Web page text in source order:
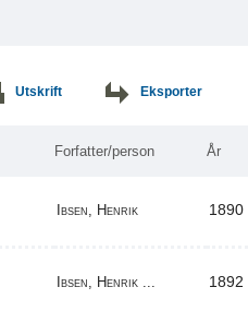
Utskrift Eksporter
Forfatter/person År
Ibsen, Henrik 1890
Ibsen, Henrik ... 1892